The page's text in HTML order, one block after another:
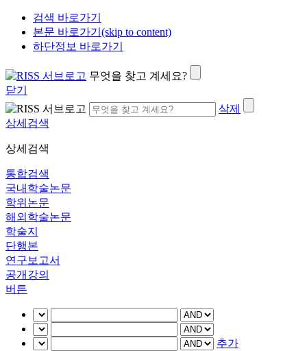
검색 바로가기
본문 바로가기(skip to content)
하단정보 바로가기
무엇을 찾고 계세요?
닫기
삭제
상세검색
상세검색
통합검색
국내학술논문
학위논문
해외학술논문
학술지
단행본
연구보고서
공개강의
버튼
추가